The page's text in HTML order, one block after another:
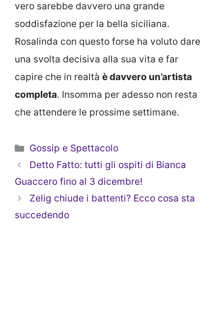
vero sarebbe davvero una grande
soddisfazione per la bella siciliana.
Rosalinda con questo forse ha voluto dare
una svolta decisiva alla sua vita e far
capire che in realtà è davvero un’artista
completa. Insomma per adesso non resta
che attendere le prossime settimane.
Categorie
Gossip e Spettacolo
Detto Fatto: tutti gli ospiti di Bianca
Guaccero fino al 3 dicembre!
Zelig chiude i battenti? Ecco cosa sta
succedendo